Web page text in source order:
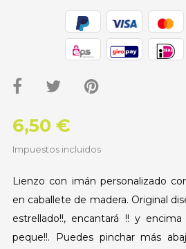
6,50 €
Impuestos incluidos
Lienzo con imán personalizado
en caballete de madera. Original
estrellado!!, encantará !! y
peque!!. Puedes pinchar más